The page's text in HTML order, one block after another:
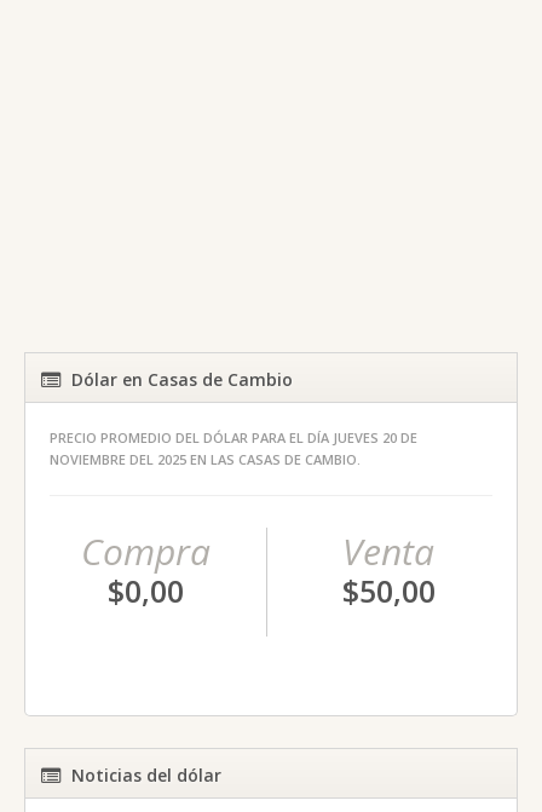
Dólar en Casas de Cambio
PRECIO PROMEDIO DEL DÓLAR PARA EL DÍA JUEVES 20 DE
NOVIEMBRE DEL 2025 EN LAS CASAS DE CAMBIO.
Compra
$0,00
Venta
$50,00
Noticias del dólar